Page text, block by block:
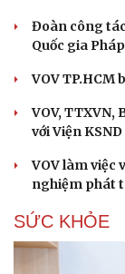
Đoàn công
Quốc gia Pháp
VOV TP.HCM
VOV,
với Viện
VOV làm việc
nghiệm phát
SỨC KHỎE